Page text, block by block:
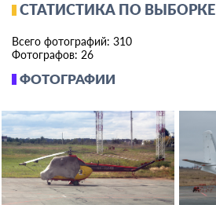
ФОТОГРАФИИ
СТАТИСТИКА ПО ВЫБОРКЕ
Всего фотографий: 310
Фотографов: 26